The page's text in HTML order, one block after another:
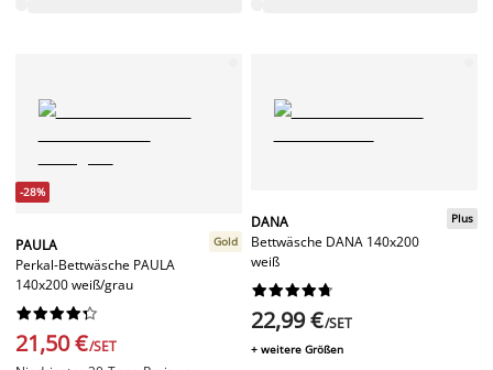
-28%
PAULA
Perkal-Bettwäsche PAULA
140x200 weiß/grau
Gold






21,50 €/SET
DANA
Bettwäsche DANA 140x200
weiß
Plus






22,99 €/SET
+ weitere Größen